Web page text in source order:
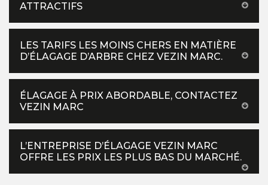
ATTRACTIFS
LES TARIFS LES MOINS CHERS EN MATIÈRE
D’ÉLAGAGE D’ARBRE CHEZ VEZIN MARC.
ÉLAGAGE À PRIX ABORDABLE, CONTACTEZ
VEZIN MARC
L’ENTREPRISE D’ÉLAGAGE VEZIN MARC
OFFRE LES PRIX LES PLUS BAS DU MARCHÉ.